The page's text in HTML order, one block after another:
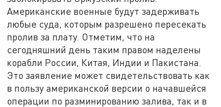
Американские военные будут задерживать
любые суда, которым разрешено пересекать
пролив за плату. Отметим, что на
сегодняшний день таким правом наделены
корабли России, Китая, Индии и Пакистана.
Это заявление может свидетельствовать как
в пользу американской версии о начавшейся
операции по разминированию залива, так и в